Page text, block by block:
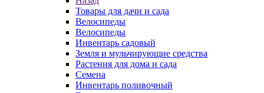
Товары для дачи и сада
Велосипеды
Велосипеды
Инвентарь садовый
Земля и мульчирующие средства
Растения для дома и сада
Семена
Инвентарь поливочный